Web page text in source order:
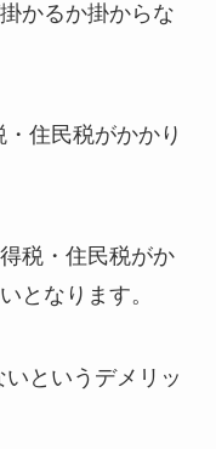
かるか掛からな
住民税がかかり
税・住民税がか
となります。
というデメリッ